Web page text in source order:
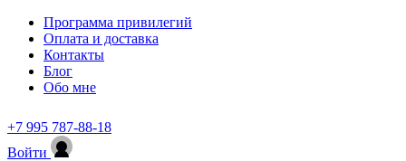
Программа привилегий
Оплата и доставка
Контакты
Блог
Обо мне
+7 995 787-88-18
Войти